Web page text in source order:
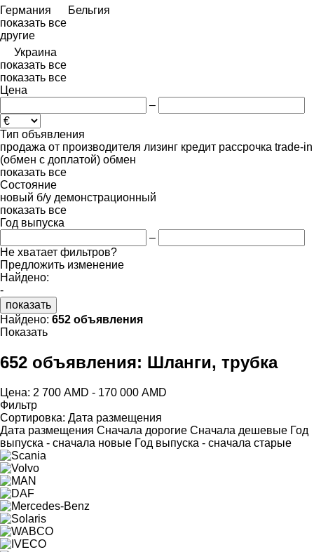
Германия
Бельгия
показать все
другие
Украина
показать все
показать все
Цена
–
Тип объявления
продажа от производителя лизинг кредит рассрочка trade-in
(обмен с доплатой) обмен
показать все
Состояние
новый б/у демонстрационный
показать все
Год выпуска
–
Не хватает фильтров?
Предложить изменение
Найдено:
-
показать
Найдено: 652 объявления
Показать
652 объявления: Шланги, трубка
Цена: 2 700 AMD - 170 000 AMD
Фильтр
Сортировка: Дата размещения
Дата размещения Сначала дорогие Сначала дешевые Год
выпуска - сначала новые Год выпуска - сначала старые